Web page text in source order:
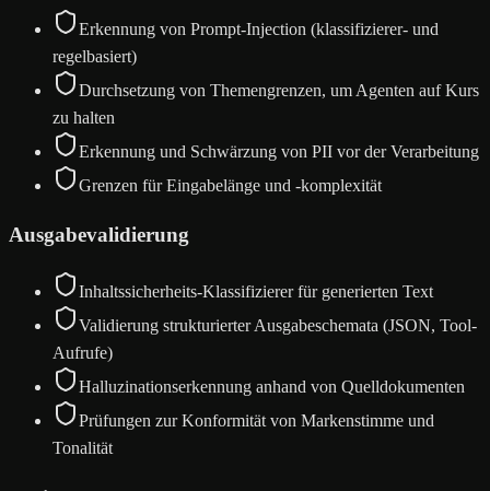
Erkennung von Prompt-Injection (klassifizierer- und
regelbasiert)
Durchsetzung von Themengrenzen, um Agenten auf Kurs
zu halten
Erkennung und Schwärzung von PII vor der Verarbeitung
Grenzen für Eingabelänge und -komplexität
Ausgabevalidierung
Inhaltssicherheits-Klassifizierer für generierten Text
Validierung strukturierter Ausgabeschemata (JSON, Tool-
Aufrufe)
Halluzinationserkennung anhand von Quelldokumenten
Prüfungen zur Konformität von Markenstimme und
Tonalität